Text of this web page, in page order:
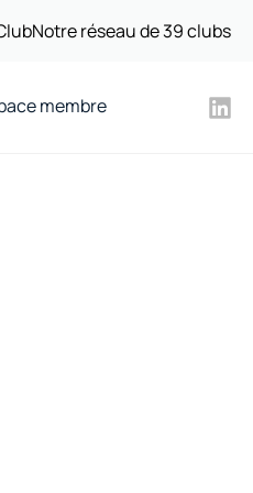
Notre réseau de 39 clubs
membre